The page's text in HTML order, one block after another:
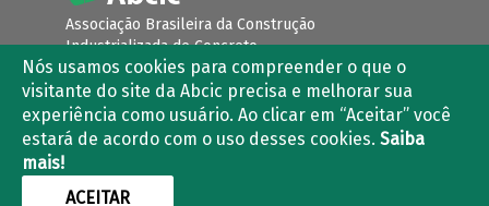
Associação Brasileira da Construção
Industrializada de Concreto
Condomínio Villa Lobos Office Park
Avenida Queiroz Filho, nº 1.700
Torre River Tower – Torre B – Sala 403 e 405
CEP: 05319-000
Nós usamos cookies para compreender o que o
visitante do site da Abcic precisa e melhorar sua
experiência como usuário. Ao clicar em “Aceitar” você
estará de acordo com o uso desses cookies. Saiba
mais!
ACEITAR